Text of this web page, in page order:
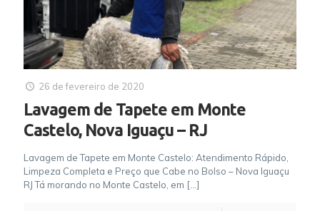
26 de fevereiro de 2020
Lavagem de Tapete em Monte
Castelo, Nova Iguaçu – RJ
Lavagem de Tapete em Monte Castelo: Atendimento Rápido,
Limpeza Completa e Preço que Cabe no Bolso – Nova Iguaçu
RJ Tá morando no Monte Castelo, em […]